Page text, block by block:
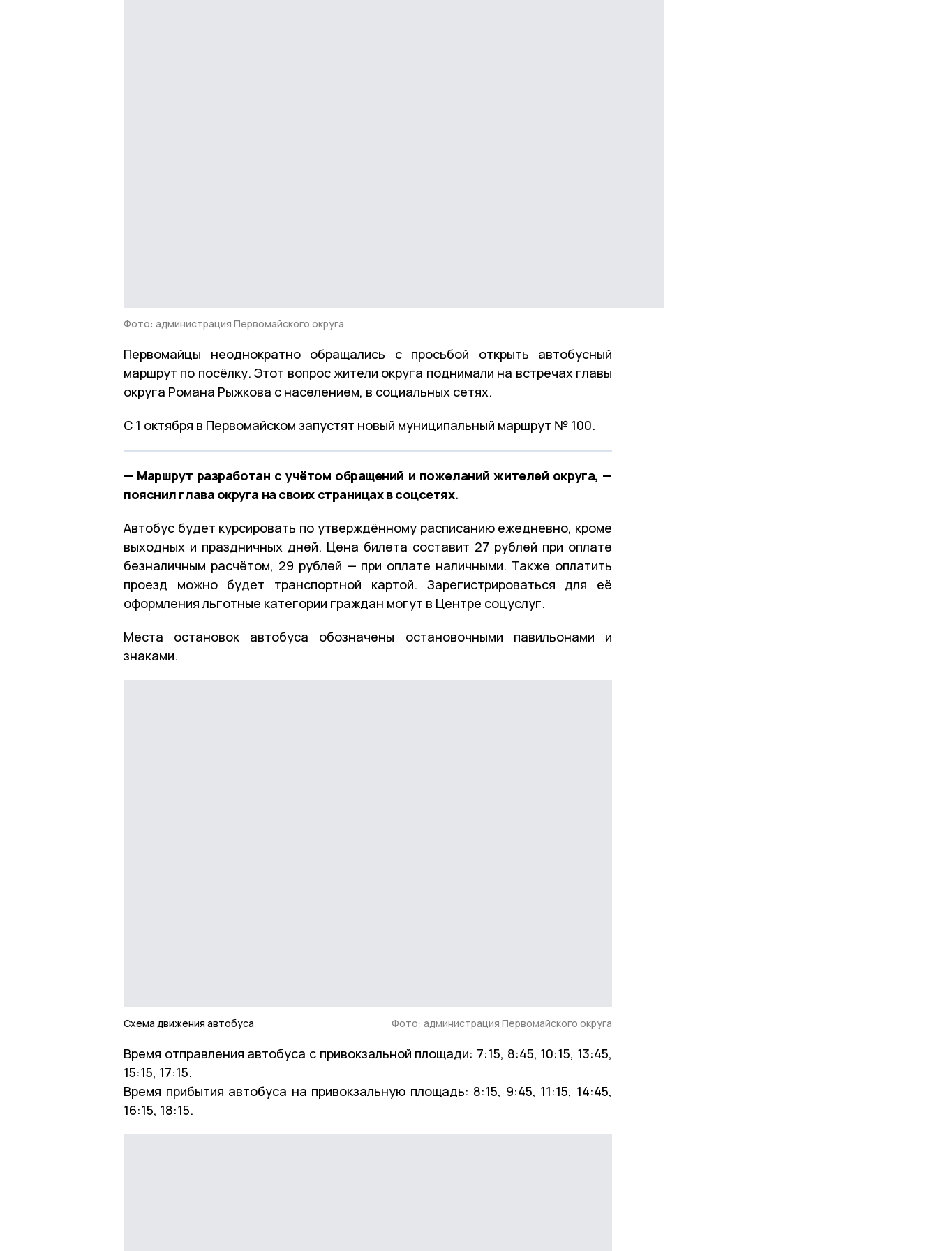
Фото: администрация Первомайского округа
Первомайцы неоднократно обращались с просьбой открыть автобусный
маршрут по посёлку. Этот вопрос жители округа поднимали на встречах главы
округа Романа Рыжкова с населением, в социальных сетях.
С 1 октября в Первомайском запустят новый муниципальный маршрут № 100.
— Маршрут разработан с учётом обращений и пожеланий жителей округа, —
пояснил глава округа на своих страницах в соцсетях.
Автобус будет курсировать по утверждённому расписанию ежедневно, кроме
выходных и праздничных дней. Цена билета составит 27 рублей при оплате
безналичным расчётом, 29 рублей — при оплате наличными. Также оплатить
проезд можно будет транспортной картой. Зарегистрироваться для её
оформления льготные категории граждан могут в Центре соцуслуг.
Места остановок автобуса обозначены остановочными павильонами и
знаками.
Схема движения автобуса Фото: администрация Первомайского округа
Время отправления автобуса с привокзальной площади: 7:15, 8:45, 10:15, 13:45,
15:15, 17:15.
Время прибытия автобуса на привокзальную площадь: 8:15, 9:45, 11:15, 14:45,
16:15, 18:15.